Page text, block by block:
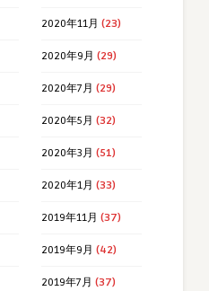
2020年11月 (23)
2020年9月 (29)
2020年7月 (29)
2020年5月 (32)
2020年3月 (51)
2020年1月 (33)
2019年11月 (37)
2019年9月 (42)
2019年7月 (37)